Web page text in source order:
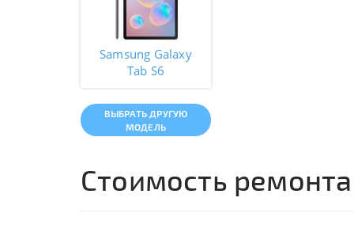
Samsung Galaxy
Tab S6
ВЫБРАТЬ ДРУГУЮ
МОДЕЛЬ
Стоимость ремонта